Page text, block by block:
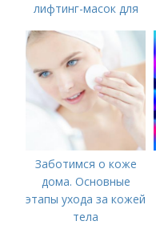
лифтинг-масок для
Заботимся о коже
дома. Основные
этапы ухода за кожей
тела